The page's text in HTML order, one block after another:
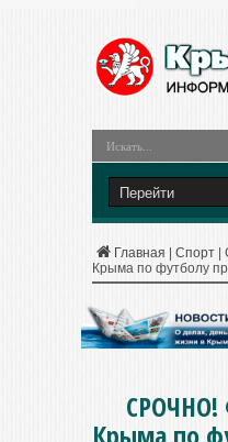
Главная Спорт
Крыма по футболу
СРОЧНО!